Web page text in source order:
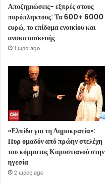
Αποζημιώσεις- εξπρές στους
πυρόπληκτους: Τα 600+ 6000
ευρώ, το επίδομα ενοικίου και
ανακατασκευής
1 ώρα ago
«Ελπίδα για τη Δημοκρατία»:
Πυρ ομαδόν από πρώην στελέχη
του κόμματος Καρυστιανού στην
ηγεσία
2 ώρες ago